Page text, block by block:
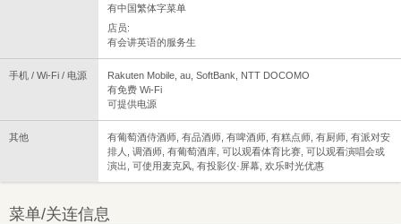
有中国繁体字菜单
店员:
有会讲英语的服务生
手机 / Wi-Fi / 电源
Rakuten Mobile, au, SoftBank, NTT DOCOMO
有免费 Wi-Fi
可提供电源
其他
有葡萄酒侍酒师, 有品酒师, 有啤酒师, 有糕点师, 有厨师, 有派对安
排人, 调酒师, 有葡萄酒库, 可以观看体育比赛, 可以观看演唱会或
演出, 可使用麦克风, 有投影仪·屏幕, 欢乐时光优惠
菜单/关连信息